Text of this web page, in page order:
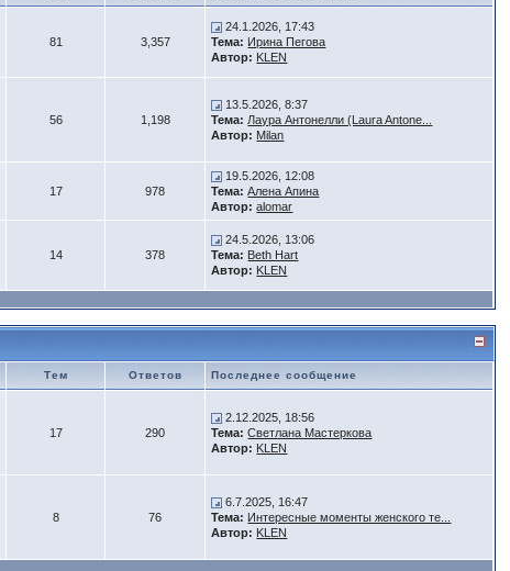
81 3,357
24.1.2026, 17:43
Тема: Ирина Пегова
Автор: KLEN
56 1,198
13.5.2026, 8:37
Тема: Лаура Антонелли (Laura Antone...
Автор: Milan
17 978
19.5.2026, 12:08
Тема: Алена Апина
Автор: alomar
14 378
24.5.2026, 13:06
Тема: Beth Hart
Автор: KLEN
Тем Ответов Последнее сообщение
17 290
2.12.2025, 18:56
Тема: Светлана Мастеркова
Автор: KLEN
8 76
6.7.2025, 16:47
Тема: Интересные моменты женского те...
Автор: KLEN